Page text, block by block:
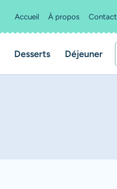
Accueil À propos Contact
Desserts Déjeuner